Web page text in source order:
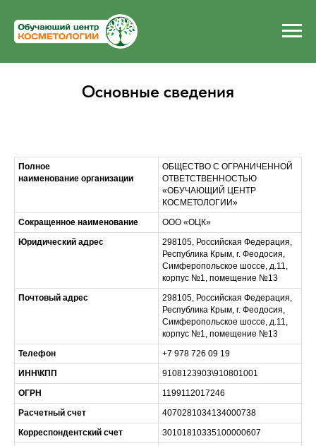
Основные сведения
Полное
наименование организации
ОБЩЕСТВО С ОГРАНИЧЕННОЙ
ОТВЕТСТВЕННОСТЬЮ
«ОБУЧАЮЩИЙ ЦЕНТР
КОСМЕТОЛОГИИ»
Сокращенное наименование
ООО «ОЦК»
Юридический адрес
298105, Российская Федерация,
Республика Крым, г. Феодосия,
Симферопольское шоссе, д.11,
корпус №1, помещение №13
Почтовый адрес
298105, Российская Федерация,
Республика Крым, г. Феодосия,
Симферопольское шоссе, д.11,
корпус №1, помещение №13
Телефон
+7 978 726 09 19
ИНН\КПП
9108123903\910801001
ОГРН
1199112017246
Расчетный счет
4070281034134000738
Корреспондентский счет
30101810335100000607